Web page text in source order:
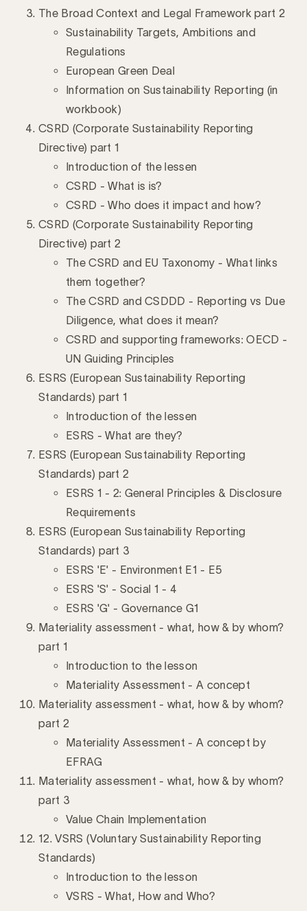
The Broad Context and Legal Framework part 2
Sustainability Targets, Ambitions and
Regulations
European Green Deal
Information on Sustainability Reporting (in
workbook)
CSRD (Corporate Sustainability Reporting
Directive) part 1
Introduction of the lessen
CSRD - What is is?
CSRD - Who does it impact and how?
CSRD (Corporate Sustainability Reporting
Directive) part 2
The CSRD and EU Taxonomy - What links
them together?
The CSRD and CSDDD - Reporting vs Due
Diligence, what does it mean?
CSRD and supporting frameworks: OECD -
UN Guiding Principles
ESRS (European Sustainability Reporting
Standards) part 1
Introduction of the lessen
ESRS - What are they?
ESRS (European Sustainability Reporting
Standards) part 2
ESRS 1 - 2: General Principles & Disclosure
Requirements
ESRS (European Sustainability Reporting
Standards) part 3
ESRS 'E' - Environment E1 - E5
ESRS 'S' - Social 1 - 4
ESRS 'G' - Governance G1
Materiality assessment - what, how & by whom?
part 1
Introduction to the lesson
Materiality Assessment - A concept
Materiality assessment - what, how & by whom?
part 2
Materiality Assessment - A concept by
EFRAG
Materiality assessment - what, how & by whom?
part 3
Value Chain Implementation
12. VSRS (Voluntary Sustainability Reporting
Standards)
Introduction to the lesson
VSRS - What, How and Who?